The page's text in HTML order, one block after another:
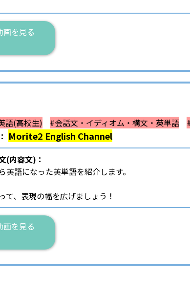
画を見る
語(高校生) #会話文・イディオム・構文・英単語
Morite2 English Channel
(内容文)：
英語になった英単語を紹介します。
て、表現の幅を広げましょう！
画を見る